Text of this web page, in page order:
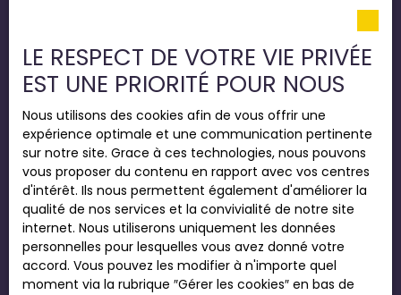
Mentions légales
Politique de confidentialité
Plan du site
Gérer les cookies
Propulsé par
+33 2 35 22 54 22
LE RESPECT DE VOTRE VIE PRIVÉE
EST UNE PRIORITÉ POUR NOUS
Nous utilisons des cookies afin de vous offrir une
expérience optimale et une communication pertinente
sur notre site. Grace à ces technologies, nous pouvons
vous proposer du contenu en rapport avec vos centres
d'intérêt. Ils nous permettent également d'améliorer la
qualité de nos services et la convivialité de notre site
internet. Nous utiliserons uniquement les données
personnelles pour lesquelles vous avez donné votre
accord. Vous pouvez les modifier à n'importe quel
moment via la rubrique ″Gérer les cookies″ en bas de